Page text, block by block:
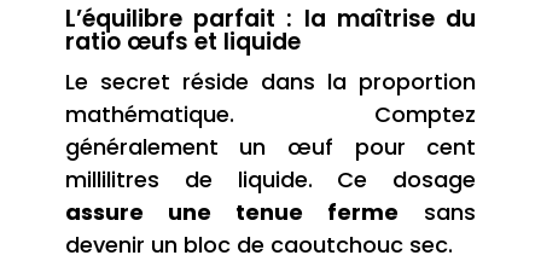
L’équilibre parfait : la maîtrise du
ratio œufs et liquide
Le secret réside dans la proportion
mathématique. Comptez
généralement un œuf pour cent
millilitres de liquide. Ce dosage
assure une tenue ferme sans
devenir un bloc de caoutchouc sec.